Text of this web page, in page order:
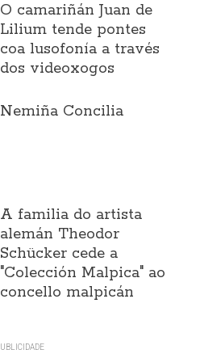
O camariñán Juan de
Lilium tende pontes
coa lusofonía a través
dos videoxogos
Nemiña Concilia
A familia do artista
alemán Theodor
Schücker cede a
"Colección Malpica" ao
concello malpicán